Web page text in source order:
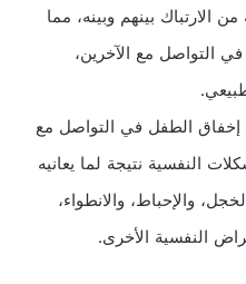
بينهم وبينه، مما
التواصل مع الآخرين،
إخفاق الطفل في التواصل مع
النفسية نتيجة لما يعانيه
والإحباط، والانطواء،
النفسية الأخرى.